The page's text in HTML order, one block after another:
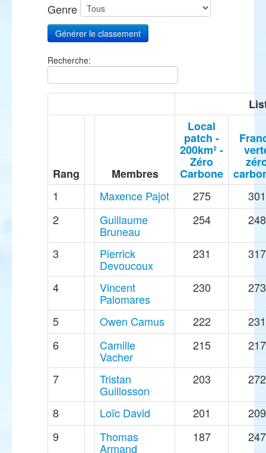
Genre
Recherche:
Rang Membres
Local
patch -
200km² -
Zéro
Carbone
1
Maxence Pajot 275
301
2
Guillaume
Bruneau
254 248
3 Pierrick
Devoucoux
231 317
4 Vincent
Palomares
230 273
5 Owen Camus 222
231
6
Camille
Vacher
215 217
7 Tristan
Guillosson
203 272
8 Loïc David 201
209
9
Thomas
Armand
187 247